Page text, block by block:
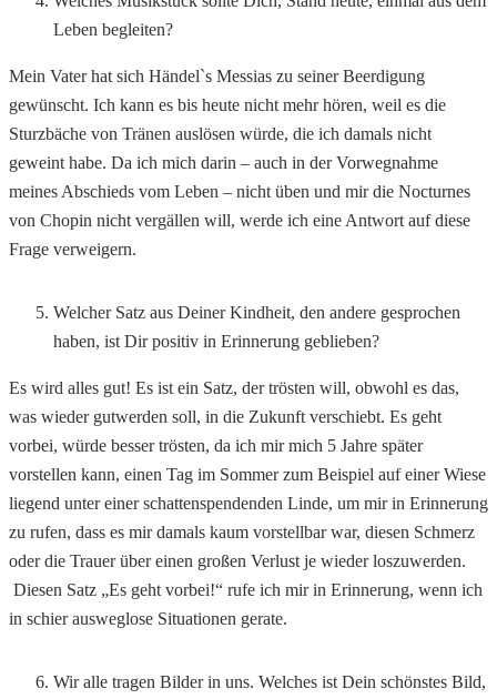
Leben begleiten?
Mein Vater hat sich Händel`s Messias zu seiner Beerdigung
gewünscht. Ich kann es bis heute nicht mehr hören, weil es die
Sturzbäche von Tränen auslösen würde, die ich damals nicht
geweint habe. Da ich mich darin – auch in der Vorwegnahme
meines Abschieds vom Leben – nicht üben und mir die Nocturnes
von Chopin nicht vergällen will, werde ich eine Antwort auf diese
Frage verweigern.
Welcher Satz aus Deiner Kindheit, den andere gesprochen
haben, ist Dir positiv in Erinnerung geblieben?
Es wird alles gut! Es ist ein Satz, der trösten will, obwohl es das,
was wieder gutwerden soll, in die Zukunft verschiebt. Es geht
vorbei, würde besser trösten, da ich mir mich 5 Jahre später
vorstellen kann, einen Tag im Sommer zum Beispiel auf einer Wiese
liegend unter einer schattenspendenden Linde, um mir in Erinnerung
zu rufen, dass es mir damals kaum vorstellbar war, diesen Schmerz
oder die Trauer über einen großen Verlust je wieder loszuwerden.
Diesen Satz „Es geht vorbei!“ rufe ich mir in Erinnerung, wenn ich
in schier ausweglose Situationen gerate.
Wir alle tragen Bilder in uns. Welches ist Dein schönstes Bild,